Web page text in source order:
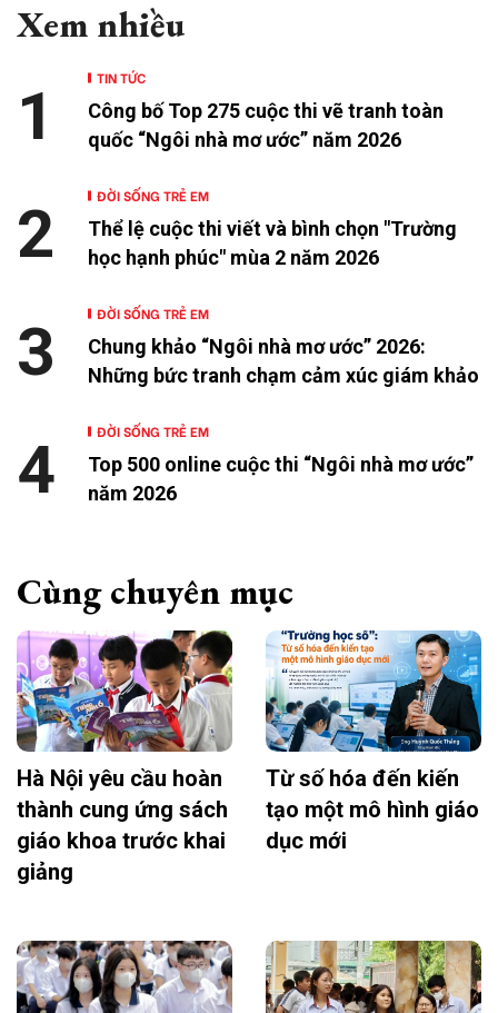
Xem nhiều
TIN TỨC
Công bố Top 275 cuộc thi vẽ tranh toàn
quốc “Ngôi nhà mơ ước” năm 2026
1
ĐỜI SỐNG TRẺ EM
Thể lệ cuộc thi viết và bình chọn "Trường
học hạnh phúc" mùa 2 năm 2026
2
ĐỜI SỐNG TRẺ EM
Chung khảo “Ngôi nhà mơ ước” 2026:
Những bức tranh chạm cảm xúc giám khảo
3
ĐỜI SỐNG TRẺ EM
Top 500 online cuộc thi “Ngôi nhà mơ ước”
năm 2026
4
Cùng chuyên mục
Hà Nội yêu cầu hoàn
thành cung ứng sách
giáo khoa trước khai
giảng
Từ số hóa đến kiến
tạo một mô hình giáo
dục mới